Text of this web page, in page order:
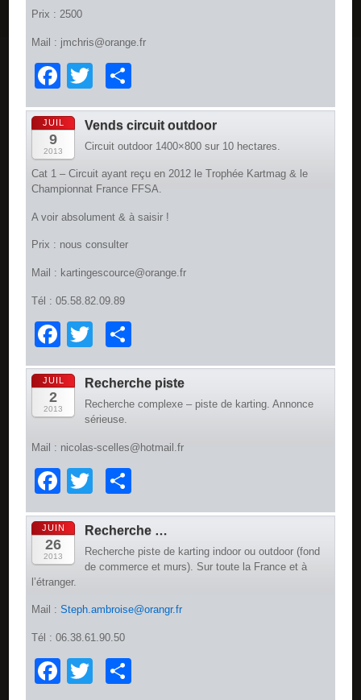
Prix : 2500
Mail : jmchris@orange.fr
Facebook
Twitter
JUIL
9
2013
Vends circuit outdoor
Circuit outdoor 1400×800 sur 10 hectares.
Cat 1 – Circuit ayant reçu en 2012 le Trophée Kartmag & le
Championnat France FFSA.
A voir absolument & à saisir !
Prix : nous consulter
Mail : kartingescource@orange.fr
Tél : 05.58.82.09.89
Facebook
Twitter
JUIL
2
2013
Recherche piste
Recherche complexe – piste de karting. Annonce
sérieuse.
Mail : nicolas-scelles@hotmail.fr
Facebook
Twitter
JUIN
26
2013
Recherche …
Recherche piste de karting indoor ou outdoor (fond
de commerce et murs). Sur toute la France et à
l’étranger.
Mail :Steph.ambroise@orangr.fr
Tél : 06.38.61.90.50
Facebook
Twitter